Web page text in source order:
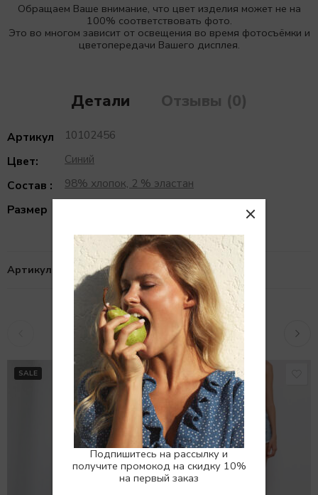
Подпишитесь на рассылку и
получите промокод на скидку 10%
на первый заказ
Обращаем Ваше внимание, что цвет изделия может не на
100% соответствовать фото.
Это во многом зависит от освещения во время фотосъёмки и
цветопередачи Вашего дисплея.
Детали Отзывы (0)
Артикул
10102456
Цвет:
Синий
Состав :
98% хлопок, 2 % эластан
Размер
Артикул: 10102456
Похожие товары
SALE SALE